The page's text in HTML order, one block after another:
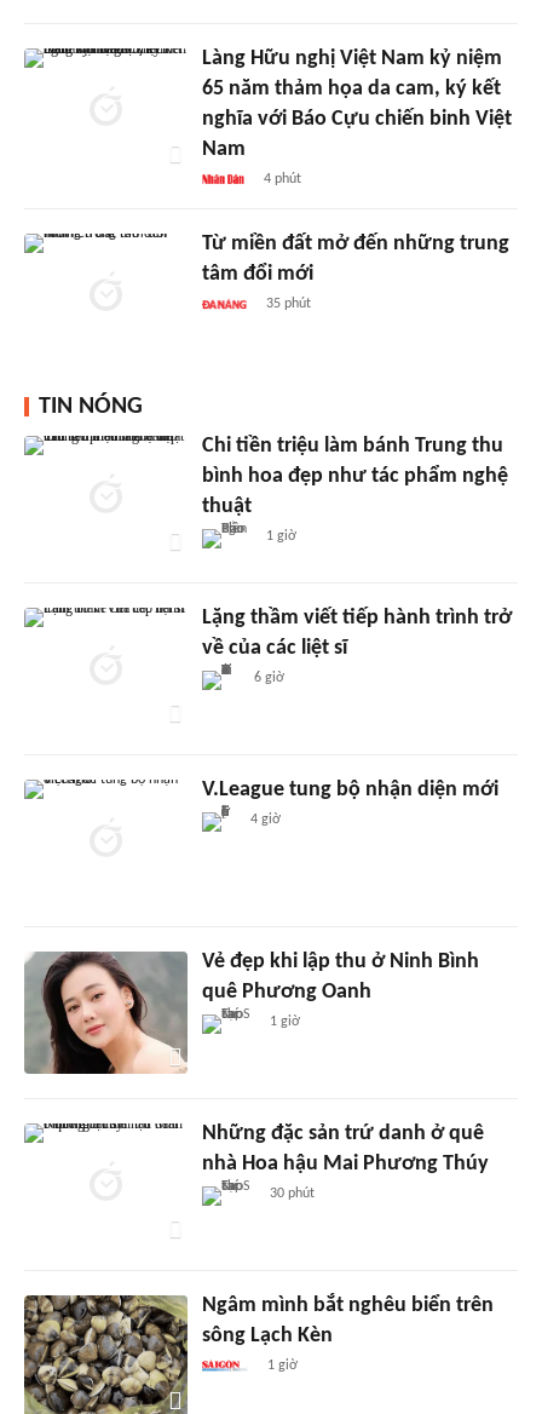
Làng Hữu nghị Việt Nam kỷ niệm
65 năm thảm họa da cam, ký kết
nghĩa với Báo Cựu chiến binh Việt
Nam
4 phút
Từ miền đất mở đến những trung
tâm đổi mới
35 phút
TIN NÓNG
Chi tiền triệu làm bánh Trung thu
bình hoa đẹp như tác phẩm nghệ
thuật
1 giờ
Lặng thầm viết tiếp hành trình trở
về của các liệt sĩ
6 giờ
V.League tung bộ nhận diện mới
4 giờ
Vẻ đẹp khi lập thu ở Ninh Bình
quê Phương Oanh
1 giờ
Những đặc sản trứ danh ở quê
nhà Hoa hậu Mai Phương Thúy
30 phút
Ngâm mình bắt nghêu biển trên
sông Lạch Kèn
1 giờ